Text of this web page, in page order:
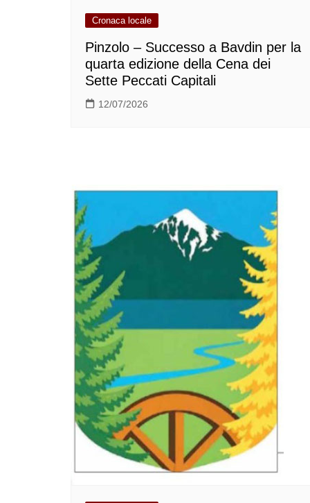
Cronaca locale
Pinzolo – Successo a Bavdin per la
quarta edizione della Cena dei
Sette Peccati Capitali
12/07/2026